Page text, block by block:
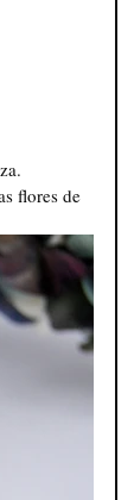
flores de